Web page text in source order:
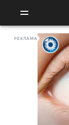
РЕКЛАМА